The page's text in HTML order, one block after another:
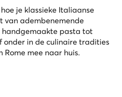
je klassieke Italiaanse
van adembenemende
handgemaakte pasta tot
onder in de culinaire tradities
Rome mee naar huis.